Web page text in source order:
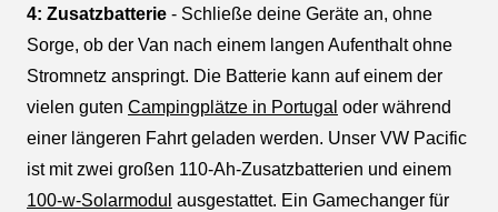
4: Zusatzbatterie - Schließe deine Geräte an, ohne
Sorge, ob der Van nach einem langen Aufenthalt ohne
Stromnetz anspringt. Die Batterie kann auf einem der
vielen guten Campingplätze in Portugal oder während
einer längeren Fahrt geladen werden. Unser VW Pacific
ist mit zwei großen 110-Ah-Zusatzbatterien und einem
100-w-Solarmodul ausgestattet. Ein Gamechanger für